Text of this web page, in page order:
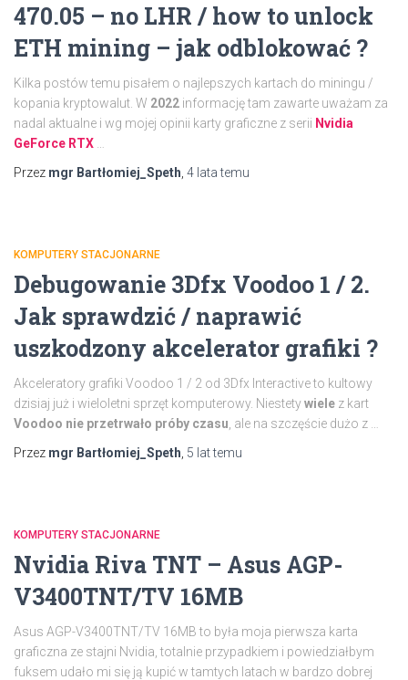
470.05 – no LHR / how to unlock
ETH mining – jak odblokować ?
Kilka postów temu pisałem o najlepszych kartach do miningu /
kopania kryptowalut. W 2022 informację tam zawarte uważam za
nadal aktualne i wg mojej opinii karty graficzne z serii Nvidia
GeForce RTX
Przez mgr Bartłomiej_Speth 4 latatemu
KOMPUTERY STACJONARNE
Debugowanie 3Dfx Voodoo 1 / 2.
Jak sprawdzić / naprawić
uszkodzony akcelerator grafiki ?
Akceleratory grafiki Voodoo 1 / 2 od 3Dfx Interactive to kultowy
dzisiaj już i wieloletni sprzęt komputerowy. Niestetywiele z kart
Voodoo nie przetrwało próby czasu , ale na szczęście dużo z …
Przez mgr Bartłomiej_Speth 5 lattemu
KOMPUTERY STACJONARNE
Nvidia Riva TNT – Asus AGP-
V3400TNT/TV 16MB
Asus AGP-V3400TNT/TV 16MB to była moja pierwsza karta
graficzna ze stajni Nvidia, totalnie przypadkiem i powiedziałbym
fuksem udało mi się ją kupić w tamtych latach w bardzo dobrej